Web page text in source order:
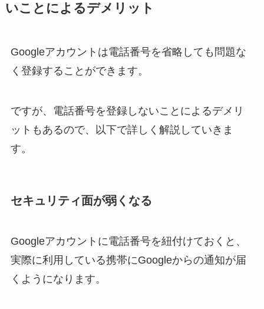
いことによるデメリット
Googleアカウントは電話番号を省略しても問題な
く登録することができます。
ですが、電話番号を登録しないことによるデメリ
ットもあるので、以下で詳しく解説していきま
す。
セキュリティ面が弱くなる
Googleアカウントに電話番号を紐付けておくと、
実際に利用している携帯にGoogleからの通知が届
くようになります。